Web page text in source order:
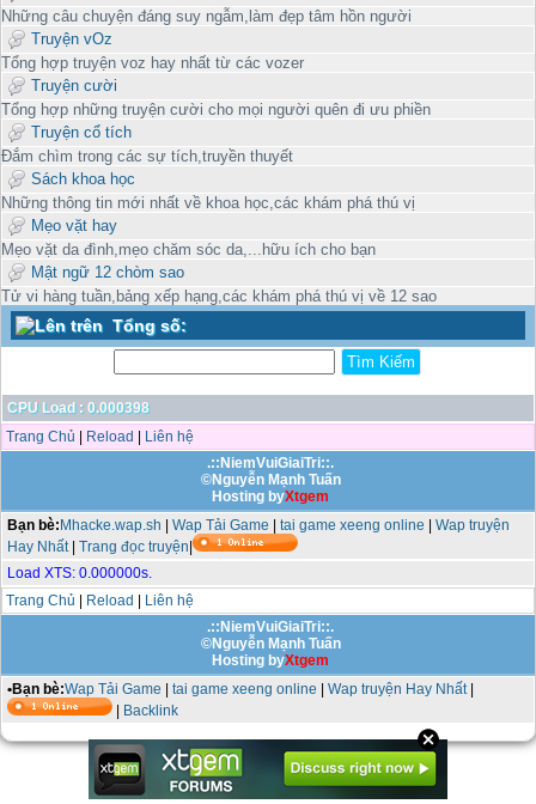
Những câu chuyện đáng suy ngẫm,làm đẹp tâm hồn người
Truyện vOz
Tổng hợp truyện voz hay nhất từ các vozer
Truyện cười
Tổng hợp những truyện cười cho mọi người quên đi ưu phiền
Truyện cổ tích
Đắm chìm trong các sự tích,truyền thuyết
Sách khoa học
Những thông tin mới nhất về khoa học,các khám phá thú vị
Mẹo vặt hay
Mẹo vặt da đình,mẹo chăm sóc da,...hữu ích cho bạn
Mật ngữ 12 chòm sao
Tử vi hàng tuần,bảng xếp hạng,các khám phá thú vị về 12 sao
Tổng số:
CPU Load : 0.000398
Trang Chủ
Reload
Liên hệ
.::NiemVuiGiaiTri::.
©Nguyễn Mạnh Tuấn
Hosting byXtgem
Bạn bè: Mhacke.wap.sh Wap Tải Game tai game xeeng online
Wap truyện
Hay Nhất| Trang đọc truyện
Load XTS: 0.000000s.
Trang Chủ
Reload
Liên hệ
.::NiemVuiGiaiTri::.
©Nguyễn Mạnh Tuấn
Hosting byXtgem
•Bạn bè:Wap Tải Game tai game xeeng online Wap truyện Hay Nhất|
Backlink